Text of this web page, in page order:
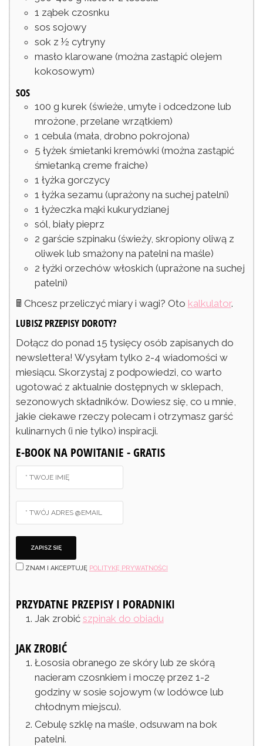
1 ząbek czosnku
sos sojowy
sok z ½ cytryny
masło klarowane (można zastąpić olejem
kokosowym)
SOS
100 g kurek (świeże, umyte i odcedzone lub
mrożone, przelane wrzątkiem)
1 cebula (mała, drobno pokrojona)
5 łyżek śmietanki kremówki (można zastąpić
śmietanką creme fraiche)
1 łyżka gorczycy
1 łyżka sezamu (uprażony na suchej patelni)
1 łyżeczka mąki kukurydzianej
sól, biały pieprz
2 garście szpinaku (świeży, skropiony oliwą z
oliwek lub smażony na patelni na maśle)
2 łyżki orzechów włoskich (uprażone na suchej
patelni)
🖩 Chcesz przeliczyć miary i wagi? Oto kalkulator.
LUBISZ PRZEPISY DOROTY?
Dołącz do ponad 15 tysięcy osób zapisanych do
newslettera! Wysyłam tylko 2-4 wiadomości w
miesiącu. Skorzystaj z podpowiedzi, co warto
ugotować z aktualnie dostępnych w sklepach,
sezonowych składników. Dowiesz się, co u mnie,
jakie ciekawe rzeczy polecam i otrzymasz garść
kulinarnych (i nie tylko) inspiracji.
E-BOOK NA POWITANIE - GRATIS
ZNAM I AKCEPTUJĘ POLITYKĘ PRYWATNOŚCI
PRZYDATNE PRZEPISY I PORADNIKI
Jak zrobić szpinak do obiadu
JAK ZROBIĆ
Łososia obranego ze skóry lub ze skórą
nacieram czosnkiem i moczę przez 1-2
godziny w sosie sojowym (w lodówce lub
chłodnym miejscu).
Cebulę szklę na maśle, odsuwam na bok
patelni.